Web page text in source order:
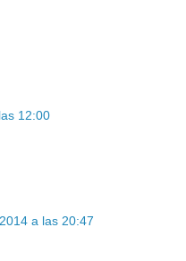
12:00
a las 20:47